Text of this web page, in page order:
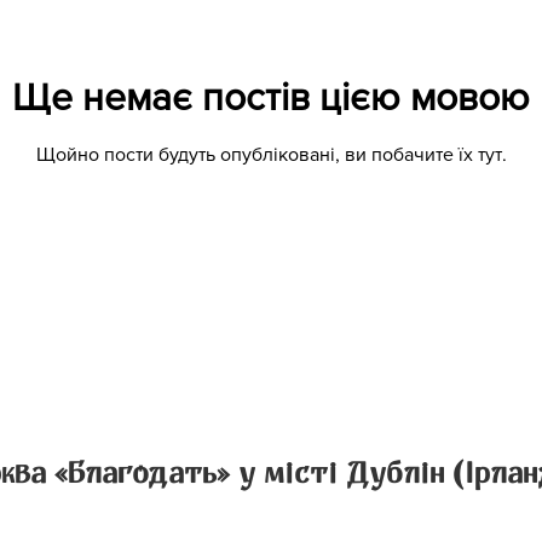
Ще немає постів цією мовою
Щойно пости будуть опубліковані, ви побачите їх тут.
«Благодать» у місті Дублін